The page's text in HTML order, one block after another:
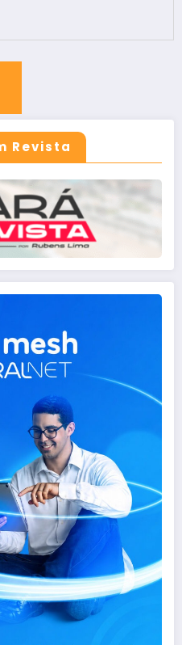
Revista